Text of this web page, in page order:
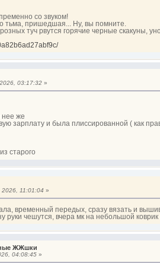
со звуком!
тьма, пришедшая... Ну, вы помните.
туч рвутся горячие черные скакуны,
03:17:32 »
нее же
зарплату и была плиссированной ( как
старого
11:01:04 »
временный передых, сразу вязать и
руки чешутся, вчера мк на небольшой коврик
ЖЖшки
04:08:45 »